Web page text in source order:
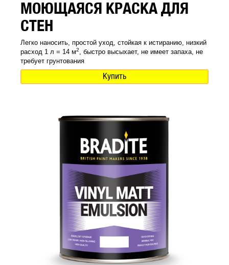
МОЮЩАЯСЯ КРАСКА ДЛЯ
СТЕН
Легко наносить, простой уход, стойкая к истиранию, низкий
расход 1 л = 14 м2
, быстро высыхает, не имеет запаха, не
требует грунтования
Купить